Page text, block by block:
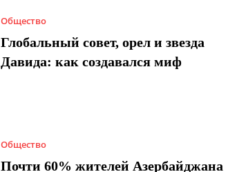
Общество
Глобальный совет, орел и звезда
Давида: как создавался миф
Общество
Почти 60% жителей Азербайджана